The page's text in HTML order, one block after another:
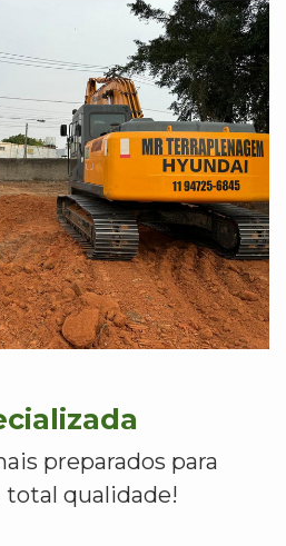
preparados para
qualidade!